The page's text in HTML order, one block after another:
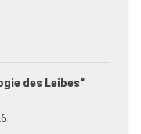
des Leibes“